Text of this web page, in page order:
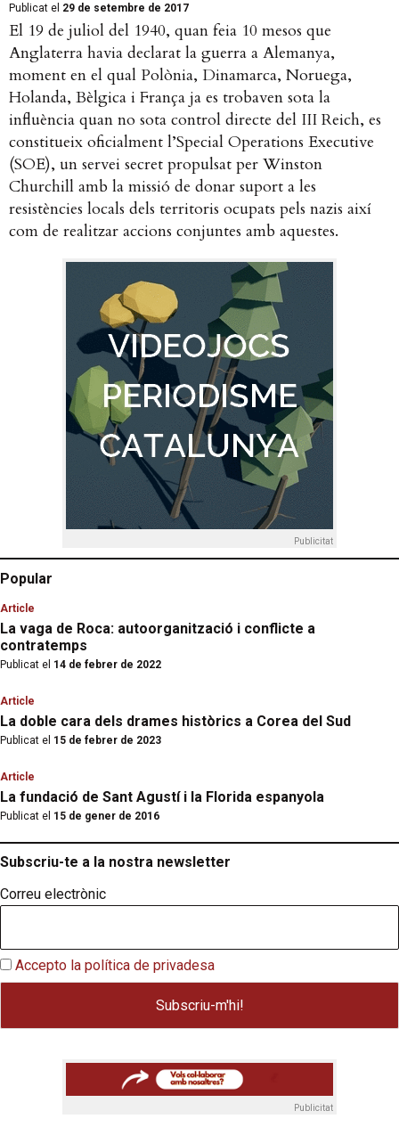
Publicat el 29 de setembre de 2017
El 19 de juliol del 1940, quan feia 10 mesos que
Anglaterra havia declarat la guerra a Alemanya,
moment en el qual Polònia, Dinamarca, Noruega,
Holanda, Bèlgica i França ja es trobaven sota la
influència quan no sota control directe del III Reich, es
constitueix oficialment l’Special Operations Executive
(SOE), un servei secret propulsat per Winston
Churchill amb la missió de donar suport a les
resistències locals dels territoris ocupats pels nazis així
com de realitzar accions conjuntes amb aquestes.
Publicitat
Popular
Article
La vaga de Roca: autoorganització i conflicte a
contratemps
Publicat el 14 de febrer de 2022
Article
La doble cara dels drames històrics a Corea del Sud
Publicat el 15 de febrer de 2023
Article
La fundació de Sant Agustí i la Florida espanyola
Publicat el 15 de gener de 2016
Subscriu-te a la nostra newsletter
Correu electrònic
Accepto la política de privadesa
Publicitat